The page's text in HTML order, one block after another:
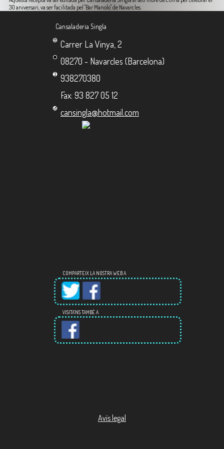
30 aniversari, va ser facilitada pel "Bar Manolo" de Navarcles.
Cansaladeria Singla
Carrer La Vinya, 2
08270 - Navarcles (Barcelona)
938270380
Fax: 93 827 05 12
cansingla@hotmail.com
COMPARTEIX LA NOSTRA WEB A
VISITA'NS TAMBÉ A
Avís legal